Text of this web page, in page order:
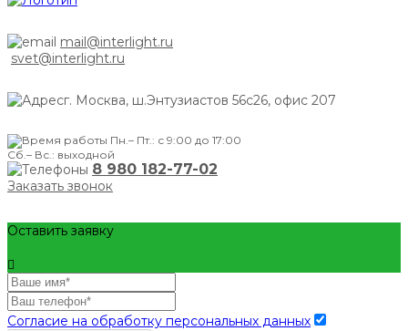
mail@interlight.ru
svet@interlight.ru
г. Москва, ш.Энтузиастов 56с26, офис 207
Пн.– Пт.: с 9:00 до 17:00
Сб.– Вс.: выходной
8 980 182-77-02
Заказать звонок
Оставить заявку
Согласие на обработку персональных данных